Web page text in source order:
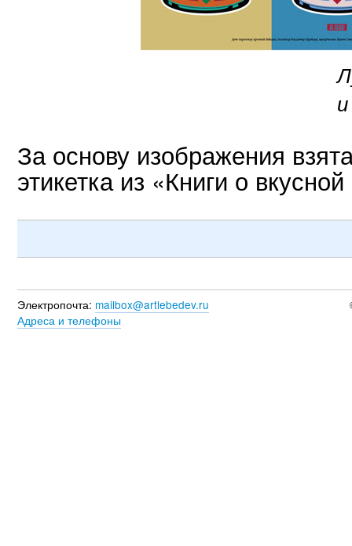
За основу изображения
этикетка из «Книги о
Электропочта: mailbox@artlebedev.ru
Адреса и телефоны